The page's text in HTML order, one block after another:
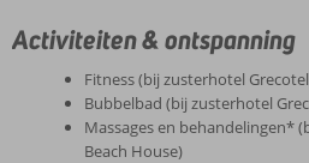
Activiteiten & ontspanning
Fitness (bij zusterhotel
Bubbelbad (bij zusterhotel
Massages en behandelingen*
Beach House)